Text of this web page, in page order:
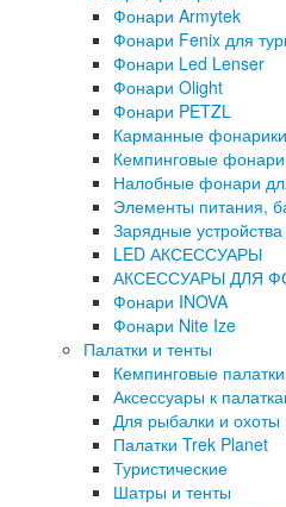
Фонари Armytek
Фонари Fenix для
Фонари Led Lenser
Фонари Olight
Фонари PETZL
Карманные фонарики
Кемпинговые фонари
Налобные фонари
Элементы питания,
Зарядные устройства
LED АКСЕССУАРЫ
АКСЕССУАРЫ ДЛЯ
Фонари INOVA
Фонари Nite Ize
Палатки и тенты
Кемпинговые палатки
Аксессуары к
Для рыбалки и охоты
Палатки Trek Planet
Туристические
Шатры и тенты